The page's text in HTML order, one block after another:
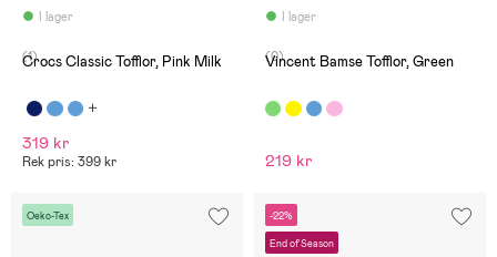
I lager
(1)
Crocs Classic Tofflor, Pink Milk
319 kr
Rek pris: 399 kr
I lager
(0)
Vincent Bamse Tofflor, Green
219 kr
Oeko-Tex -22%
End of Season